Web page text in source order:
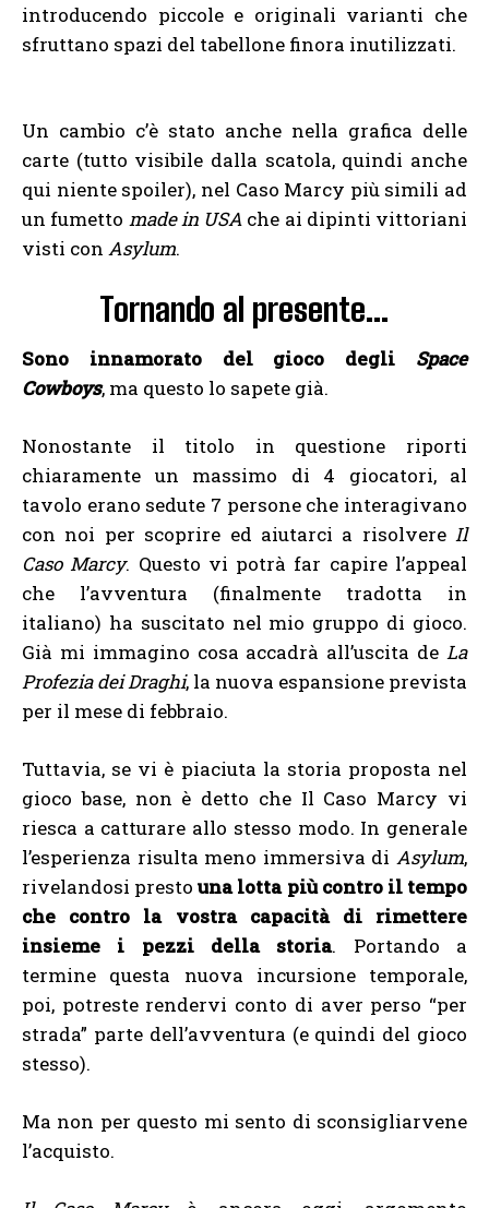
introducendo piccole e originali varianti che
sfruttano spazi del tabellone finora inutilizzati.
Un cambio c’è stato anche nella grafica delle
carte (tutto visibile dalla scatola, quindi anche
qui niente spoiler), nel Caso Marcy più simili ad
un fumetto made in USA che ai dipinti vittoriani
visti con Asylum.
Tornando al presente…
Sono innamorato del gioco degli Space
Cowboys, ma questo lo sapete già.
Nonostante il titolo in questione riporti
chiaramente un massimo di 4 giocatori, al
tavolo erano sedute 7 persone che interagivano
con noi per scoprire ed aiutarci a risolvere Il
Caso Marcy. Questo vi potrà far capire l’appeal
che l’avventura (finalmente tradotta in
italiano) ha suscitato nel mio gruppo di gioco.
Già mi immagino cosa accadrà all’uscita de La
Profezia dei Draghi, la nuova espansione prevista
per il mese di febbraio.
Tuttavia, se vi è piaciuta la storia proposta nel
gioco base, non è detto che Il Caso Marcy vi
riesca a catturare allo stesso modo. In generale
l’esperienza risulta meno immersiva di Asylum,
rivelandosi prestouna lotta più contro il tempo
che contro la vostra capacità di rimettere
insieme i pezzi della storia. Portando a
termine questa nuova incursione temporale,
poi, potreste rendervi conto di aver perso “per
strada” parte dell’avventura (e quindi del gioco
stesso).
Ma non per questo mi sento di sconsigliarvene
l’acquisto.